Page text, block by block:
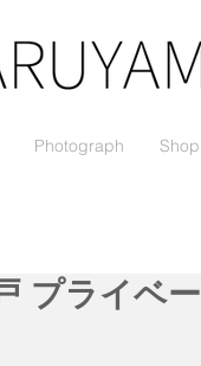
Photograph Shop
プライベー